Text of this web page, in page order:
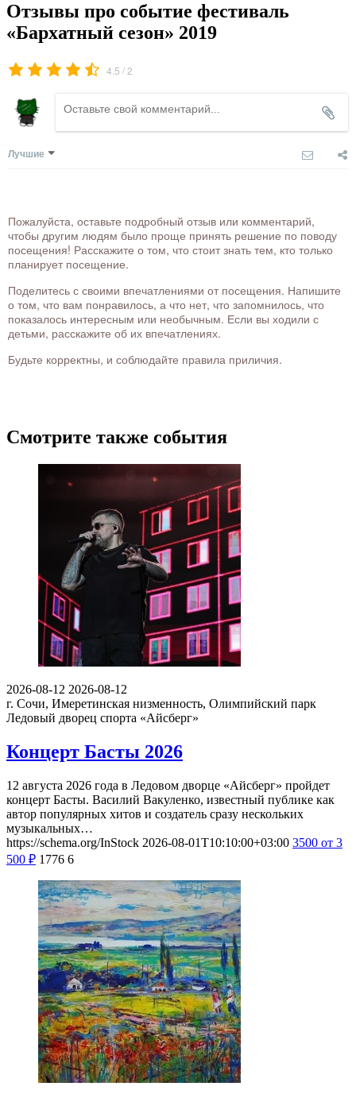
Отзывы про событие фестиваль
«Бархатный сезон» 2019
4.5 /2
Лучшие
Пожалуйста, оставьте подробный отзыв или комментарий,
чтобы другим людям было проще принять решение по поводу
посещения! Расскажите о том, что стоит знать тем, кто только
планирует посещение.
Поделитесь с своими впечатлениями от посещения. Напишите
о том, что вам понравилось, а что нет, что запомнилось, что
показалось интересным или необычным. Если вы ходили с
детьми, расскажите об их впечатлениях.
Будьте корректны, и соблюдайте правила приличия.
Смотрите также события
2026-08-12 2026-08-12
г. Сочи, Имеретинская низменность, Олимпийский парк
Ледовый дворец спорта «Айсберг»
Концерт Басты 2026
12 августа 2026 года в Ледовом дворце «Айсберг» пройдет
концерт Басты. Василий Вакуленко, известный публике как
автор популярных хитов и создатель сразу нескольких
музыкальных…
https://schema.org/InStock 2026-08-01T10:10:00+03:00 3500 от 3
500 ₽ 1776 6